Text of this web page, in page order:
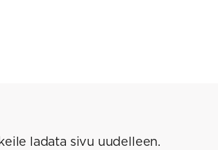
ladata sivu uudelleen.